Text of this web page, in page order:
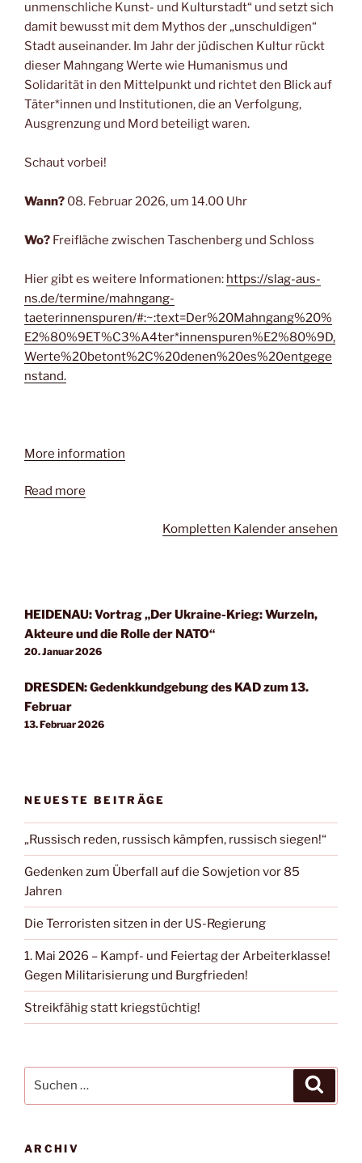
unmenschliche Kunst- und Kulturstadt“ und setzt sich
damit bewusst mit dem Mythos der „unschuldigen“
Stadt auseinander. Im Jahr der jüdischen Kultur rückt
dieser Mahngang Werte wie Humanismus und
Solidarität in den Mittelpunkt und richtet den Blick auf
Täter*innen und Institutionen, die an Verfolgung,
Ausgrenzung und Mord beteiligt waren.
Schaut vorbei!
Wann? 08. Februar 2026, um 14.00 Uhr
Wo? Freifläche zwischen Taschenberg und Schloss
Hier gibt es weitere Informationen: https://slag-aus-
ns.de/termine/mahngang-
taeterinnenspuren/#:~:text=Der%20Mahngang%20%
E2%80%9ET%C3%A4ter*innenspuren%E2%80%9D,
Werte%20betont%2C%20denen%20es%20entgege
nstand.
More information
Read more
Kompletten Kalender ansehen
HEIDENAU: Vortrag „Der Ukraine-Krieg: Wurzeln,
Akteure und die Rolle der NATO“
20. Januar 2026
DRESDEN: Gedenkkundgebung des KAD zum 13.
Februar
13. Februar 2026
NEUESTE BEITRÄGE
„Russisch reden, russisch kämpfen, russisch siegen!“
Gedenken zum Überfall auf die Sowjetion vor 85
Jahren
Die Terroristen sitzen in der US-Regierung
1. Mai 2026 – Kampf- und Feiertag der Arbeiterklasse!
Gegen Militarisierung und Burgfrieden!
Streikfähig statt kriegstüchtig!
ARCHIV